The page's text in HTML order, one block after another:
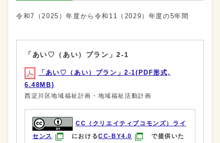
令和7（2025）年度から令和11（2029）年度の5年間
「あい♡（あい）プラン」2-1
「あい♡（あい）プラン」2-1(PDF形式,
6.48MB)
西淀川区地域福祉計画・地域福祉活動計画
CC（クリエイティブコモンズ）ライ
センス
におけるCC-BY4.0
で提供いた